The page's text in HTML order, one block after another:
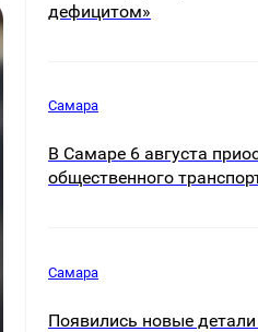
дефицитом»
Самара
В Самаре 6 августа
общественного
Самара
Появились новые